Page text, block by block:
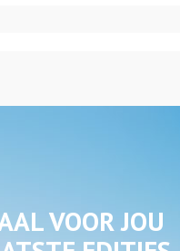
VOOR JOU